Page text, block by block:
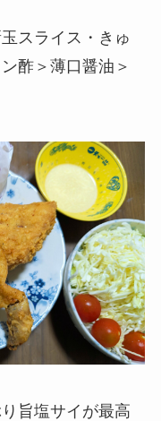
スライス・きゅ
酢＞薄口醤油＞
旨塩サイが最高